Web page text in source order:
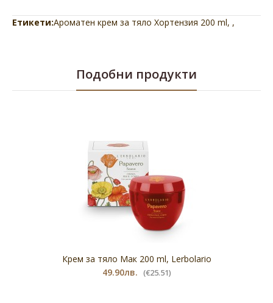
Етикети:Ароматен крем за тяло Хортензия 200 ml, ,
Подобни продукти
Крем за тяло Мак 200 ml, Lerbolario
49.90лв. (€25.51)